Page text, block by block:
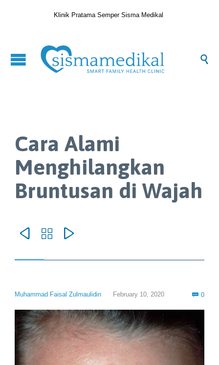
Klinik Pratama Semper Sisma Medikal

Cara Alami
Menghilangkan
Bruntusan di Wajah
  
Muhammad Faisal Zulmaulidin February 10, 2020  0